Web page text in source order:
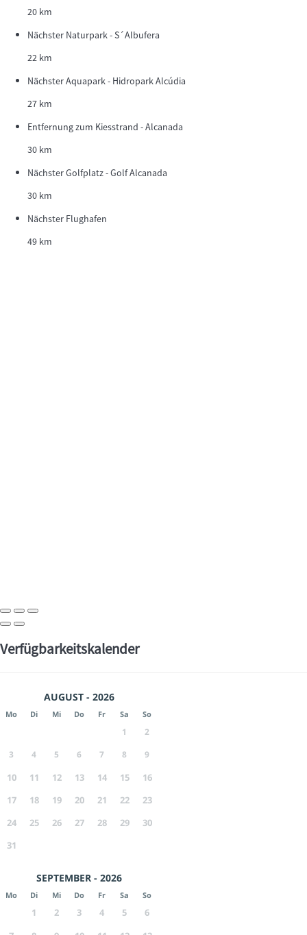
20 km
Nächster Naturpark - S´Albufera
22 km
Nächster Aquapark - Hidropark Alcúdia
27 km
Entfernung zum Kiesstrand - Alcanada
30 km
Nächster Golfplatz - Golf Alcanada
30 km
Nächster Flughafen
49 km
Verfügbarkeitskalender
AUGUST - 2026
Mo Di Mi Do Fr Sa So
1
2
3
4 5 6 7 8 9
10 11 12 13 14 15
16
17
18 19 20 21 22
23
24
25 26 27 28 29
30
31
SEPTEMBER - 2026
Mo Di Mi Do Fr Sa So
1 2 3 4 5
6